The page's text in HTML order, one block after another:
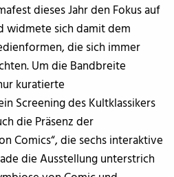
dieses Jahr den Fokus auf
widmete sich damit dem
die sich immer
Um die Bandbreite
kuratierte
Screening des Kultklassikers
die Präsenz der
Comics“, die sechs interaktive
die Ausstellung unterstrich